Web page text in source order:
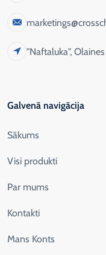
"Naftaluka",
Galvenā navigācija
Sākums
Visi produkti
Par mums
Kontakti
Mans Konts